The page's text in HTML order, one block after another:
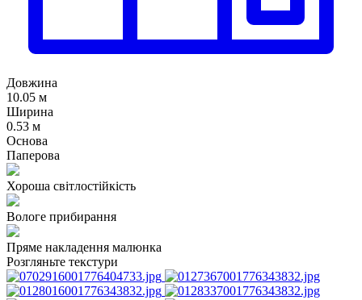
Довжина
10.05 м
Ширина
0.53 м
Основа
Паперова
Хороша світлостійкість
Вологе прибирання
Пряме накладення малюнка
Розгляньте текстури